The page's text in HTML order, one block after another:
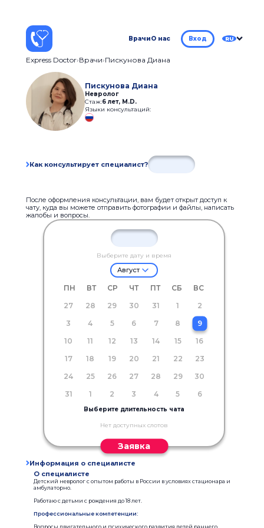
ВрачиО нас Вход RU
Express Doctor Врачи Пискунова Диана
Пискунова Диана
Невролог
Стаж:6 лет, M.D.
Языки консультаций:
Как консультирует специалист?
После оформления консультации, вам будет открыт доступ к
чату, куда вы можете отправить фотографии и файлы, написать
жалобы и вопросы.
Выберите дату и время
Август
ПН ВТ СР ЧТ ПТ СБ
ВС
27
28 29 30 31 1
2
3
4 5 6 7 8
9
10
11 12 13 14 15
16
17
18 19 20 21 22
23
24
25 26 27 28 29
30
31
1 2 3 4 5 6
Выберите длительность чата
Нет доступных слотов
Заявка
Информация о специалисте
О специалисте
Детский невролог с опытом работы в России в условиях стационара и
амбулаторно.
Работаю с детьми с рождения до 18 лет.
Профессиональные компетенции:
Вопросы двигательного и психического развития детей раннего